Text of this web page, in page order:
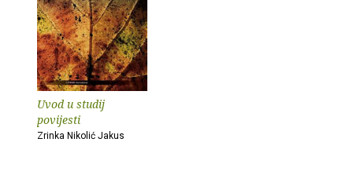
Uvod u studij
povijesti
Zrinka Nikolić Jakus